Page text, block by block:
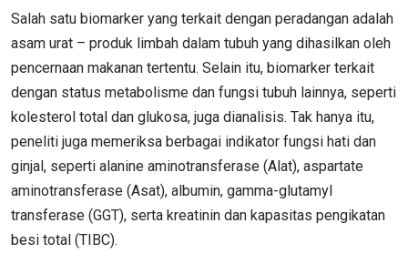
Salah satu biomarker yang terkait dengan peradangan adalah
asam urat – produk limbah dalam tubuh yang dihasilkan oleh
pencernaan makanan tertentu. Selain itu, biomarker terkait
dengan status metabolisme dan fungsi tubuh lainnya, seperti
kolesterol total dan glukosa, juga dianalisis. Tak hanya itu,
peneliti juga memeriksa berbagai indikator fungsi hati dan
ginjal, seperti alanine aminotransferase (Alat), aspartate
aminotransferase (Asat), albumin, gamma-glutamyl
transferase (GGT), serta kreatinin dan kapasitas pengikatan
besi total (TIBC).